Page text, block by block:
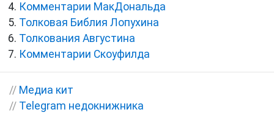
Комментарии МакДональда
Толковая Библия Лопухина
Толкования Августина
Комментарии Скоуфилда
// Медиа кит
// Telegram недокнижника